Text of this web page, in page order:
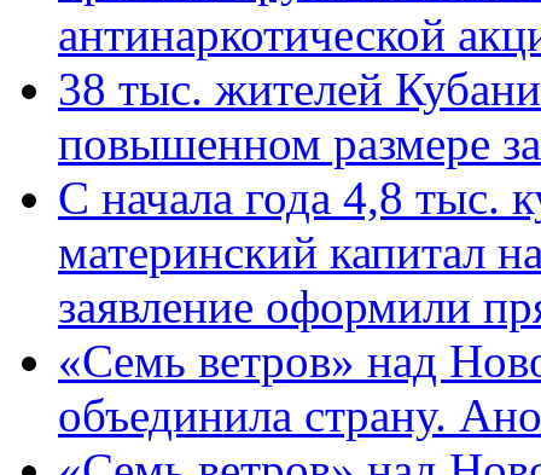
антинаркотической
38 тыс. жителей
повышенном размере
С начала года 4,8 тыс.
материнский капитал
заявление оформили
«Семь ветров» над
объединила страну.